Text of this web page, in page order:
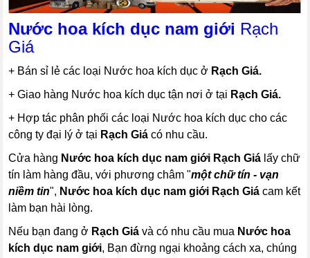
Nước hoa kích dục nam giới Rạch
Giá
+ Bán sỉ lẻ các loại Nước hoa kích dục ở Rạch Giá.
+ Giao hàng Nước hoa kích dục tận nơi ở tại Rạch Giá.
+ Hợp tác phân phối các loại Nước hoa kích dục cho các
công ty đại lý ở tại Rạch Giácó nhu cầu.
Cửa hàng Nước hoa kích dục nam giới Rạch Giá lấy chữ
tín làm hàng đầu, với phương châm "một chữ tín - vạn
niềm tin", Nước hoa kích dục nam giới Rạch Giácam kết
làm bạn hài lòng.
Nếu bạn đang ở Rạch Giávà có nhu cầu mua Nước hoa
kích dục nam giới, Bạn đừng ngại khoảng cách xa, chúng